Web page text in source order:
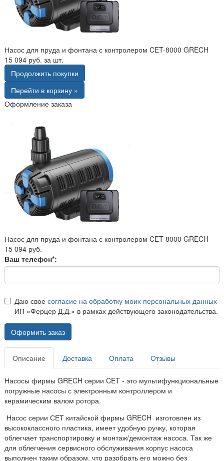
Насос для пруда и фонтана с контролером CET-8000 GRECH
15 094 руб. за шт.
Продолжить покупки
Перейти в корзину »
Оформление заказа
Насос для пруда и фонтана с контролером CET-8000 GRECH
15 094 руб.
Ваш телефон*:
Даю свое согласие на обработку моих персональных данных
ИП «Ферцер Д.Д.» в рамках действующего законодательства.
Оформить заказ
Описание Доставка Оплата Отзывы
Насосы фирмы GRECH серии CET - это мультифункциональные
погружные насосы с электронным контроллером и
керамическим валом ротора.
Насос серии СЕТ китайской фирмы GRECH изготовлен из
высококлассного пластика, имеет удобную ручку, которая
облегчает транспортировку и монтаж/демонтаж насоса. Так же
для облегчения сервисного обслуживания корпус насоса
выполнен таким образом, что разобрать его можно без